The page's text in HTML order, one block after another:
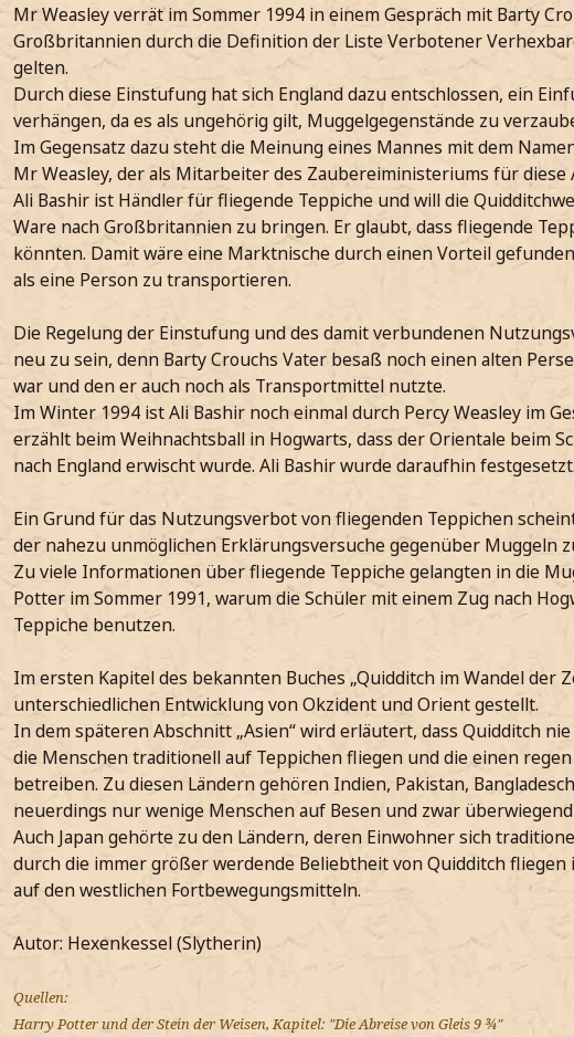
Mr Weasley verrät im Sommer 1994 in einem Gespräch mit Barty
Großbritannien durch die Definition der Liste Verbotener
gelten.
Durch diese Einstufung hat sich England dazu entschlossen, ein
verhängen, da es als ungehörig gilt, Muggelgegenstände zu
Im Gegensatz dazu steht die Meinung eines Mannes mit dem
Mr Weasley, der als Mitarbeiter des Zaubereiministeriums für
Ali Bashir ist Händler für fliegende Teppiche und will die
Ware nach Großbritannien zu bringen. Er glaubt, dass fliegende
könnten. Damit wäre eine Marktnische durch einen Vorteil
als eine Person zu transportieren.
Die Regelung der Einstufung und des damit verbundenen
neu zu sein, denn Barty Crouchs Vater besaß noch einen alten
war und den er auch noch als Transportmittel nutzte.
Im Winter 1994 ist Ali Bashir noch einmal durch Percy Weasley im
erzählt beim Weihnachtsball in Hogwarts, dass der Orientale beim
nach England erwischt wurde. Ali Bashir wurde daraufhin festgesetzt.
Ein Grund für das Nutzungsverbot von fliegenden Teppichen
der nahezu unmöglichen Erklärungsversuche gegenüber Muggeln
Zu viele Informationen über fliegende Teppiche gelangten in die
Potter im Sommer 1991, warum die Schüler mit einem Zug nach
Teppiche benutzen.
Im ersten Kapitel des bekannten Buches „Quidditch im Wandel der
unterschiedlichen Entwicklung von Okzident und Orient gestellt.
In dem späteren Abschnitt „Asien“ wird erläutert, dass Quidditch
die Menschen traditionell auf Teppichen fliegen und die einen
betreiben. Zu diesen Ländern gehören Indien, Pakistan,
neuerdings nur wenige Menschen auf Besen und zwar
Auch Japan gehörte zu den Ländern, deren Einwohner sich
durch die immer größer werdende Beliebtheit von Quidditch
auf den westlichen Fortbewegungsmitteln.
Autor: Hexenkessel (Slytherin)
Quellen:
Harry Potter und der Stein der Weisen, Kapitel: "Die Abreise von Gleis 9 ¾"